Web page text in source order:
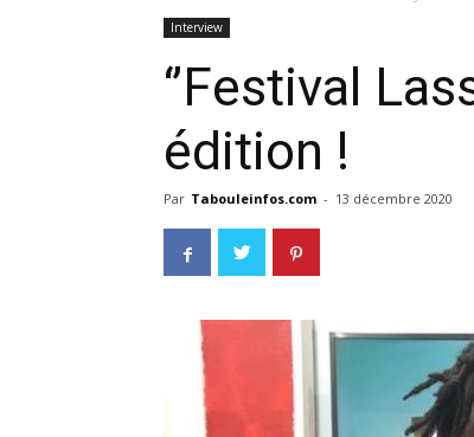
Interview
‘’Festival
édition !
Par Tabouleinfos.com - 13 décembre 2020